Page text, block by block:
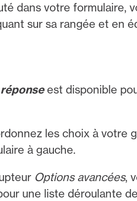
dans votre formulaire,
sur sa rangée et en
est disponible
les choix à votre
à gauche.
Options avancées,
une liste déroulante